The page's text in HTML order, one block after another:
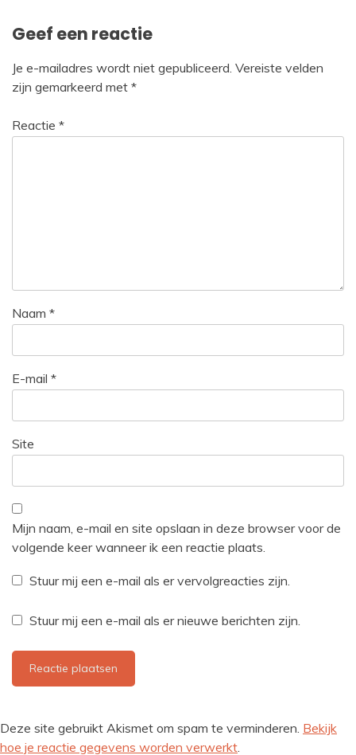
Geef een reactie
Je e-mailadres wordt niet gepubliceerd. Vereiste velden
zijn gemarkeerd met *
Reactie *
Naam *
E-mail *
Site
Mijn naam, e-mail en site opslaan in deze browser voor de
volgende keer wanneer ik een reactie plaats.
Stuur mij een e-mail als er vervolgreacties zijn.
Stuur mij een e-mail als er nieuwe berichten zijn.
Deze site gebruikt Akismet om spam te verminderen. Bekijk
hoe je reactie gegevens worden verwerkt